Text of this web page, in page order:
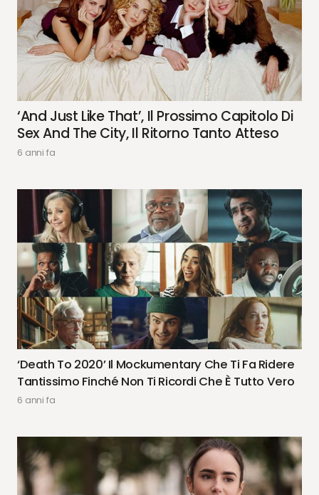
‘And Just Like That’, Il Prossimo Capitolo Di
Sex And The City, Il Ritorno Tanto Atteso
6 anni fa
‘Death To 2020’ Il Mockumentary Che Ti Fa Ridere
Tantissimo Finché Non Ti Ricordi Che È Tutto Vero
6 anni fa